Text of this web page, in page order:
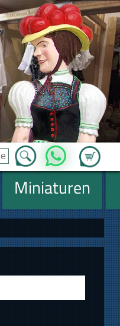
Zum
WhatsApp
Miniaturen